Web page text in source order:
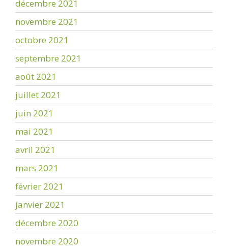
décembre 2021
novembre 2021
octobre 2021
septembre 2021
août 2021
juillet 2021
juin 2021
mai 2021
avril 2021
mars 2021
février 2021
janvier 2021
décembre 2020
novembre 2020